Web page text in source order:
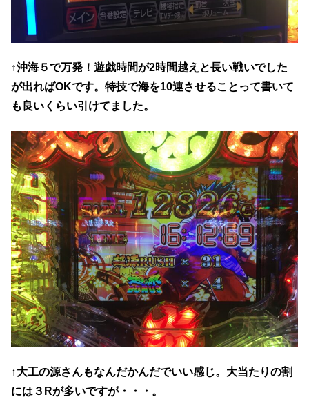
↑沖海５で万発！遊戯時間が2時間越えと長い戦いでした
が出ればOKです。特技で海を10連させることって書いて
も良いくらい引けてました。
↑大工の源さんもなんだかんだでいい感じ。大当たりの割
には３Rが多いですが・・・。